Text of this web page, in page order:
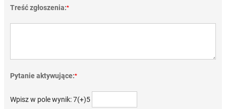
Treść zgłoszenia:*
Pytanie aktywujące:*
Wpisz w pole wynik: 7(+)5